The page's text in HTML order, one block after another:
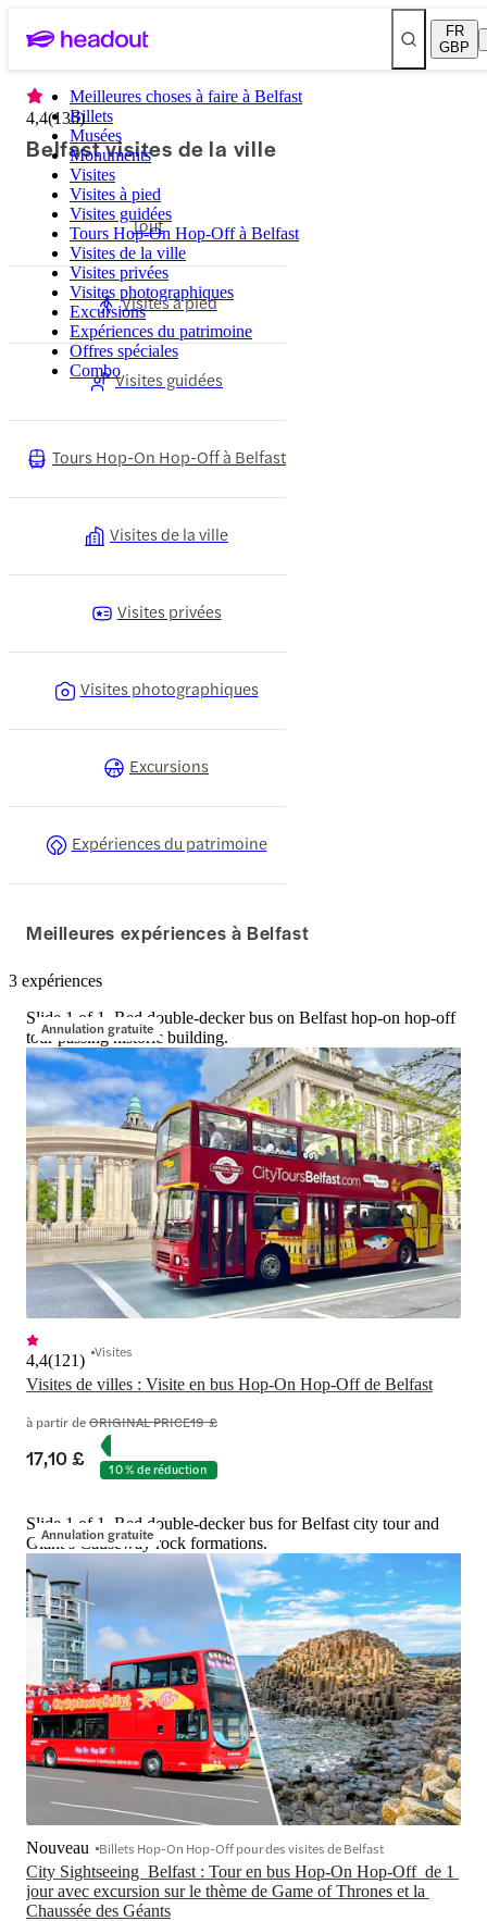
FR
GBP
Meilleures choses à faire à Belfast
Billets
Musées
Monuments
Visites
Visites à pied
Visites guidées
Tours Hop-On Hop-Off à Belfast
Visites de la ville
Visites privées
Visites photographiques
Excursions
Expériences du patrimoine
Offres spéciales
Combo
4,4(136)
Belfast visites de la ville
Tout
Visites à pied
Visites guidées
Tours Hop-On Hop-Off à Belfast
Visites de la ville
Visites privées
Visites photographiques
Excursions
Expériences du patrimoine
Meilleures expériences à Belfast
3 expériences
Annulation gratuite
Slide 1 of 1, Red double-decker bus on Belfast hop-on hop-off
tour passing historic building.
Visites de villes : Visite en bus Hop-On Hop-Off de Belfast
4,4(121) Visites
à partir deORIGINAL PRICE19 £
17,10 £ 10 % de réduction
Annulation gratuite
Slide 1 of 1, Red double-decker bus for Belfast city tour and
Giant’s Causeway rock formations.
City Sightseeing  Belfast : Tour en bus Hop-On Hop-Off  de 1
jour avec excursion sur le thème de Game of Thrones et la
Chaussée des Géants
Nouveau Billets Hop-On Hop-Off pour des visites de Belfast